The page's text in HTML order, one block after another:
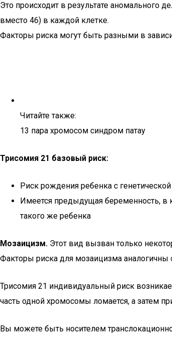
Это происходит в результате аномального
вместо 46) в каждой клетке.
Факторы риска могут быть разными в
Читайте также:
13 пара хромосом синдром патау
Трисомия 21 базовый риск:
Риск рождения ребенка с
Имеется предыдущая беременность,
такого же ребенка
Мозаицизм. Этот вид вызван только
Факторы риска для мозаицизма аналогичны
Трисомия 21 индивидуальный риск
часть одной хромосомы ломается, а затем
Вы можете быть носителем